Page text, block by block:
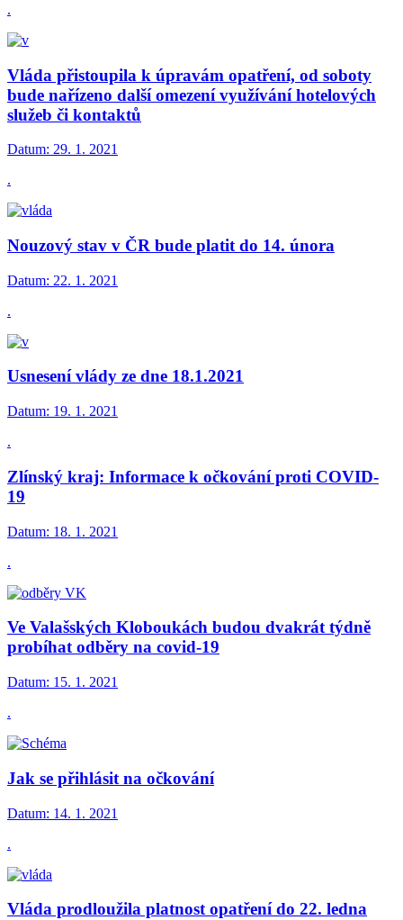
.
Vláda přistoupila k úpravám opatření, od soboty
bude nařízeno další omezení využívání hotelových
služeb či kontaktů
Datum: 29. 1. 2021
.
Nouzový stav v ČR bude platit do 14. února
Datum: 22. 1. 2021
.
Usnesení vlády ze dne 18.1.2021
Datum: 19. 1. 2021
.
Zlínský kraj: Informace k očkování proti COVID-
19
Datum: 18. 1. 2021
.
Ve Valašských Kloboukách budou dvakrát týdně
probíhat odběry na covid-19
Datum: 15. 1. 2021
.
Jak se přihlásit na očkování
Datum: 14. 1. 2021
.
Vláda prodloužila platnost opatření do 22. ledna